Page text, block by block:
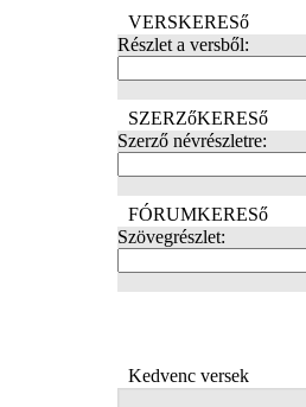
VERSKERESő
Részlet a versből:
SZERZőKERESő
Szerző névrészletre:
FÓRUMKERESő
Szövegrészlet:
Kedvenc versek